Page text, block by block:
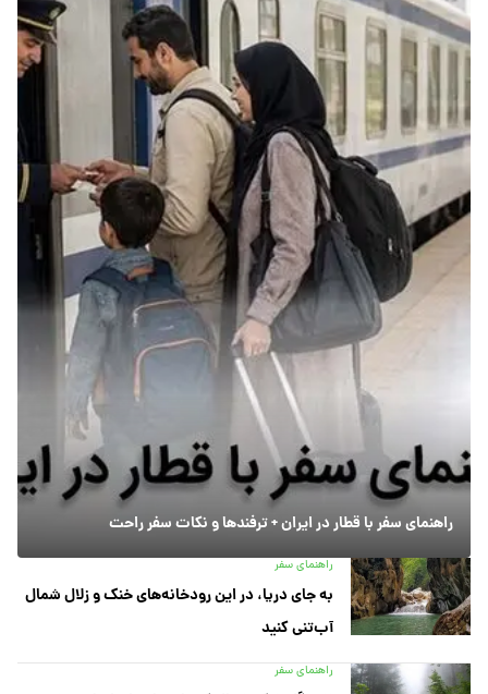
راهنمای سفر با قطار در ایران + ترفندها و نکات سفر راحت
راهنمای سفر
به جای دریا، در این رودخانه‌های خنک و زلال شمال
آب‌تنی کنید
راهنمای سفر